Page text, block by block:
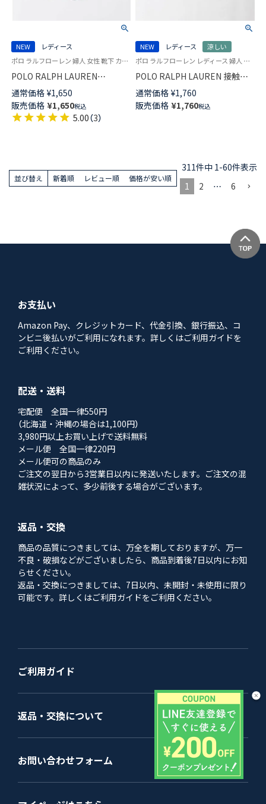
NEW
レディース
ポロ ラルフローレン 婦人 女性 靴下 カジュアル 26SS
POLO RALPH LAUREN
VARSITY POLO クルー丈 ソック
ス 03207253
通常価格 ¥1,650
販売価格 ¥1,650税込
5.00（3）
NEW レディース
涼しい
ポロ ラルフローレン レディース 婦人 女性 靴下 カジュアル 2026SS
POLO RALPH LAUREN 接触冷
感 アイレット クルー丈 ソック
ス 03207244
通常価格 ¥1,760
販売価格 ¥1,760税込
並び替え 新着順 レビュー順 価格が安い順
311件中 1-60件表示
1
2 … 6
お支払い
Amazon Pay、クレジットカード、代金引換、銀行振込、コ
ンビニ後払いがご利用になれます。詳しくはご利用ガイドを
ご利用ください。
配送・送料
宅配便 全国一律550円
（北海道・沖縄の場合は1,100円）
3,980円以上お買い上げで送料無料
メール便 全国一律220円
メール便可の商品のみ
ご注文の翌日から3営業日以内に発送いたします。ご注文の混
雑状況によって、多少前後する場合がございます。
返品・交換
商品の品質につきましては、万全を期しておりますが、万一
不良・破損などがございましたら、商品到着後7日以内にお知
らせください。
返品・交換につきましては、7日以内、未開封・未使用に限り
可能です。詳しくはご利用ガイドをご利用ください。
ご利用ガイド
返品・交換について
お問い合わせフォーム